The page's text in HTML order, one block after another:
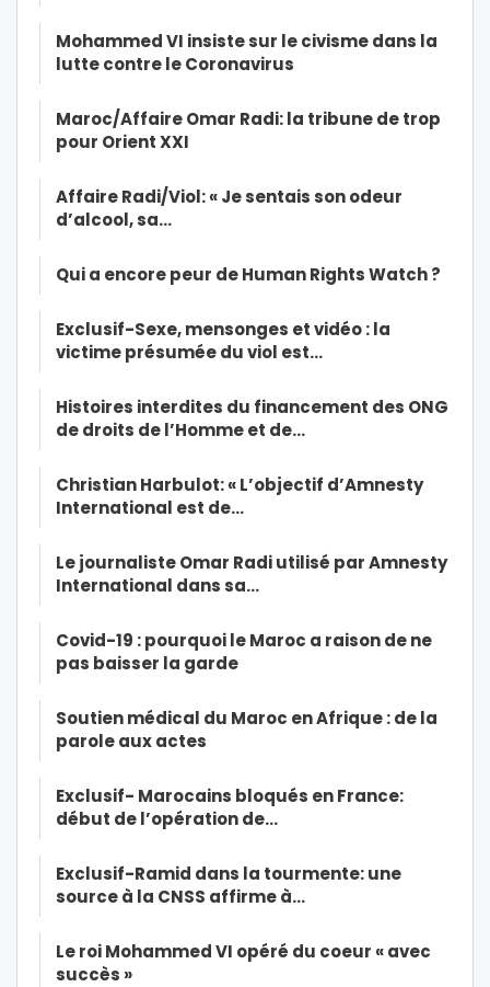
Mohammed VI insiste sur le civisme dans la
lutte contre le Coronavirus
Maroc/Affaire Omar Radi: la tribune de trop
pour Orient XXI
Affaire Radi/Viol: « Je sentais son odeur
d’alcool, sa…
Qui a encore peur de Human Rights Watch ?
Exclusif-Sexe, mensonges et vidéo : la
victime présumée du viol est…
Histoires interdites du financement des ONG
de droits de l’Homme et de…
Christian Harbulot: « L’objectif d’Amnesty
International est de…
Le journaliste Omar Radi utilisé par Amnesty
International dans sa…
Covid-19 : pourquoi le Maroc a raison de ne
pas baisser la garde
Soutien médical du Maroc en Afrique : de la
parole aux actes
Exclusif- Marocains bloqués en France:
début de l’opération de…
Exclusif-Ramid dans la tourmente: une
source à la CNSS affirme à…
Le roi Mohammed VI opéré du coeur « avec
succès »